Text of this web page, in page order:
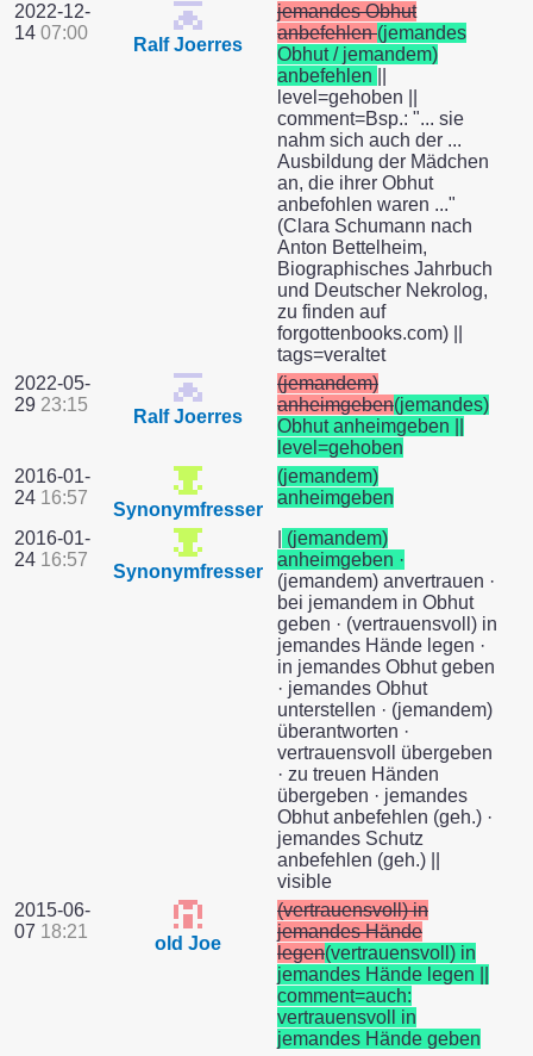
2022-12-
14 07:00
Ralf Joerres
jemandes Obhut
anbefehlen(jemandes
Obhut / jemandem)
anbefehlen
level=gehoben ||
comment=Bsp.: "... sie
nahm sich auch der ...
Ausbildung der Mädchen
an, die ihrer Obhut
anbefohlen waren ..."
(Clara Schumann nach
Anton Bettelheim,
Biographisches Jahrbuch
und Deutscher Nekrolog,
zu finden auf
forgottenbooks.com) ||
tags=veraltet
2022-05-
29 23:15
Ralf Joerres
(jemandem)
anheimgeben(jemandes)
Obhut anheimgeben ||
level=gehoben
2016-01-
24 16:57
Synonymfresser
(jemandem)
anheimgeben
2016-01-
24 16:57
Synonymfresser
(jemandem)
anheimgeben ·
(jemandem) anvertrauen ·
bei jemandem in Obhut
geben · (vertrauensvoll) in
jemandes Hände legen ·
in jemandes Obhut geben
· jemandes Obhut
unterstellen · (jemandem)
überantworten ·
vertrauensvoll übergeben
· zu treuen Händen
übergeben · jemandes
Obhut anbefehlen (geh.) ·
jemandes Schutz
anbefehlen (geh.) ||
visible
2015-06-
07 18:21
old Joe
(vertrauensvoll) in
jemandes Hände
legen(vertrauensvoll) in
jemandes Hände legen ||
comment=auch:
vertrauensvoll in
jemandes Hände geben